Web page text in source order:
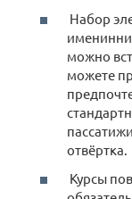
Набор
можно
можете
отвёртка.
Курсы